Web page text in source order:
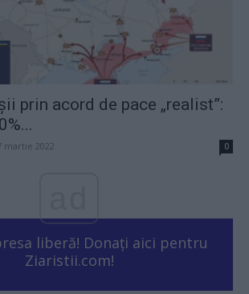
prin acord de pace „realist”:
martie 2022 0
liberă! Donați aici pentru
Ziaristii.com!